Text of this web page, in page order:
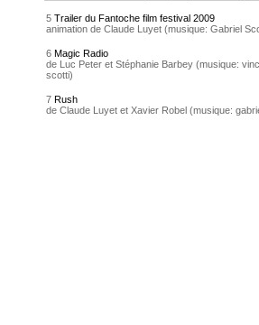
5 Trailer du Fantoche film festival 2009
animation de Claude Luyet (musique: Gabriel
6 Magic Radio
de Luc Peter et Stéphanie Barbey (musique:
scotti)
7 Rush
de Claude Luyet et Xavier Robel (musique: